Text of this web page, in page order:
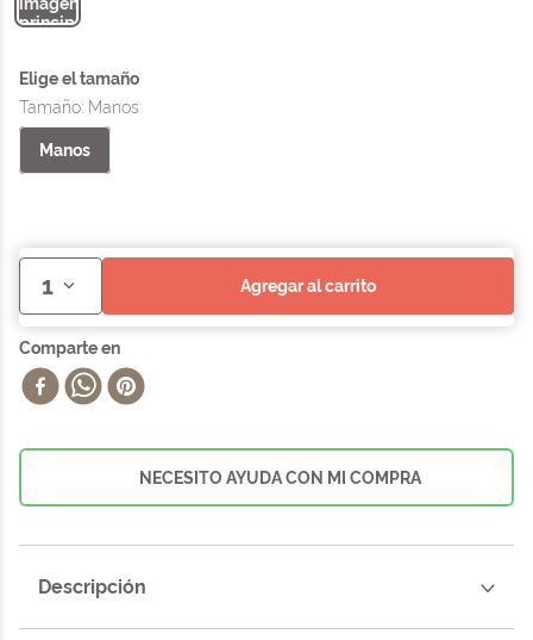
Tamaño: Manos
Manos
1 agregar al carrito
NECESITO AYUDA CON MI COMPRA
Descripción